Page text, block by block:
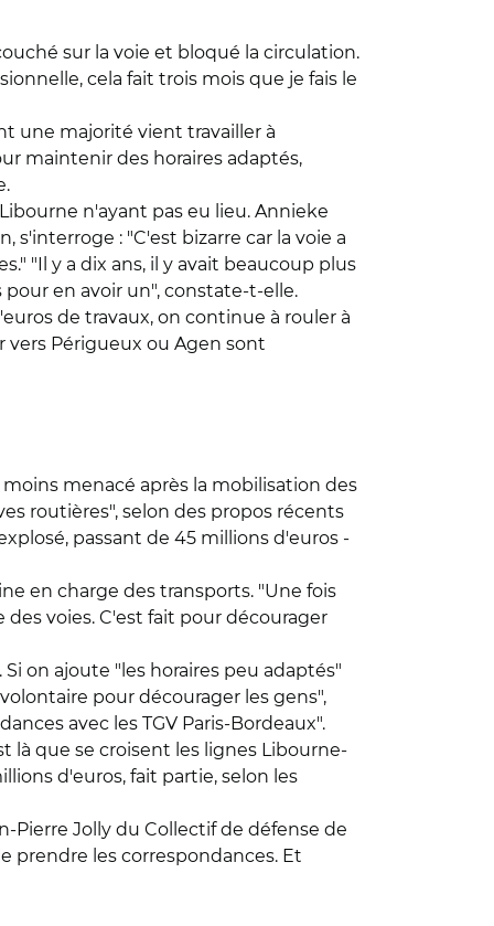
sur la voie et bloqué la circulation.
cela fait trois mois que je fais le
une majorité vient travailler à
maintenir des horaires adaptés,
n'ayant pas eu lieu. Annieke
s'interroge : "C'est bizarre car la voie a
"Il y a dix ans, il y avait beaucoup plus
en avoir un", constate-t-elle.
de travaux, on continue à rouler à
vers Périgueux ou Agen sont
menacé après la mobilisation des
routières", selon des propos récents
passant de 45 millions d'euros -
en charge des transports. "Une fois
voies. C'est fait pour décourager
on ajoute "les horaires peu adaptés"
pour décourager les gens",
avec les TGV Paris-Bordeaux".
là que se croisent les lignes Libourne-
d'euros, fait partie, selon les
Pierre Jolly du Collectif de défense de
prendre les correspondances. Et